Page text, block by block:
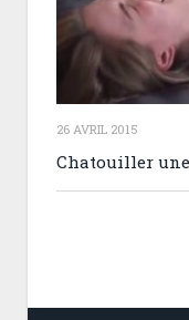
26 AVRIL 2015
Chatouiller